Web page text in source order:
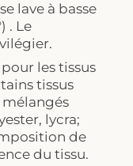
lave à basse
. Le
pour les tissus
tissus
lycra;
de
du tissu.